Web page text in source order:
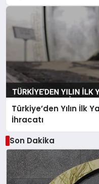
Türkiye’den Yılın İlk
İhracatı
Son Dakika